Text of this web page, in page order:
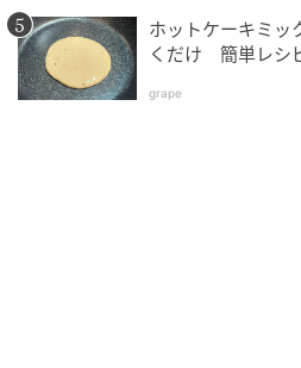
ホットケーキミッ
くだけ 簡単レシ
grape